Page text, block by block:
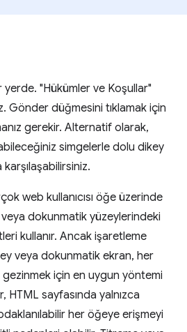
yerde. "Hükümler ve Koşullar"
Gönder düğmesini tıklamak için
gerekir. Alternatif olarak,
simgelerle dolu dikey
web kullanıcısı öğe üzerinde
dokunmatik yüzeylerindeki
kullanır. Ancak işaretleme
veya dokunmatik ekran, her
gezinmek için en uygun yöntemi
HTML sayfasında yalnızca
her öğeye erişmeyi